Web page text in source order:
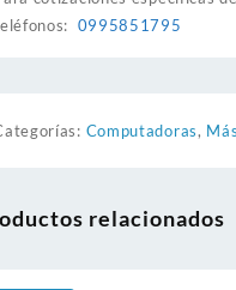
0995851795
Computadoras,
relacionados